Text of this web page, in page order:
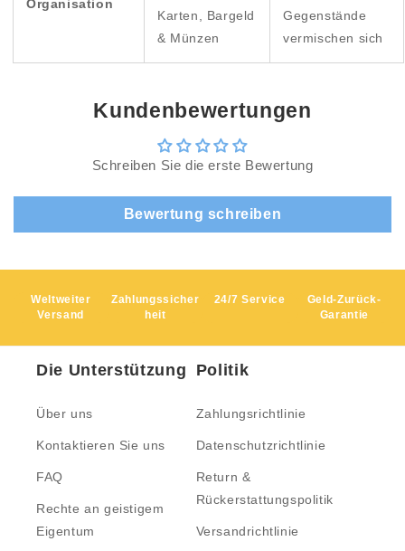
Organisation
Karten, Bargeld
& Münzen
Gegenstände
vermischen sich
Kundenbewertungen
Schreiben Sie die erste Bewertung
Bewertung schreiben
Weltweiter
Versand
Zahlungssicher
heit
24/7 Service
Geld-Zurück-
Garantie
Die Unterstützung
Über uns
Kontaktieren Sie uns
FAQ
Rechte an geistigem
Eigentum
Politik
Zahlungsrichtlinie
Datenschutzrichtlinie
Return &
Rückerstattungspolitik
Versandrichtlinie